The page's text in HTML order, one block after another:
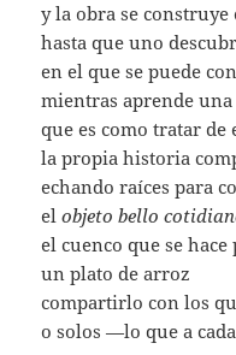
y la obra se construye
hasta que uno
en el que se puede
mientras aprende una
que es como tratar de
la propia historia
echando raíces para
elobjeto bello
el cuenco que se hace
un plato de arroz
compartirlo con los
o solos —lo que a